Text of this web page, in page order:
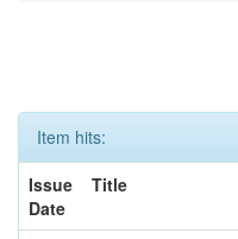
Item hits:
Issue
Date
Title